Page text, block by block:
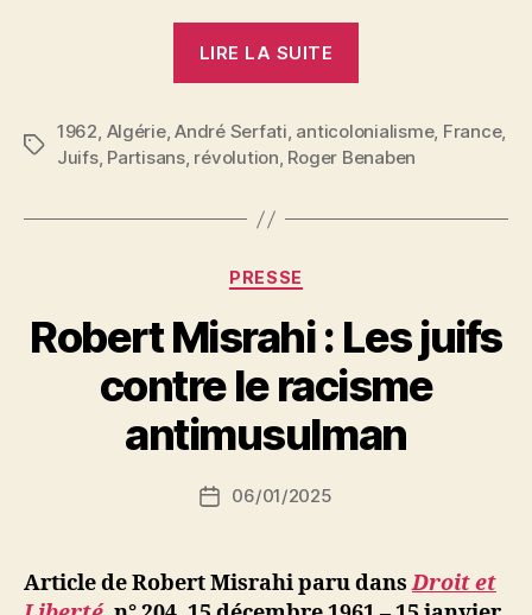
LIRE LA SUITE
Juif
algérien »
Étiquettes
1962, Algérie,André Serfati, anticolonialisme, France,
Juifs, Partisans, révolution, Roger Benaben
Catégories
PRESSE
Robert Misrahi : Les juifs
contre le racisme
antimusulman
Auteur
de
a
r
N
ji
Date06/01/2025
Article de Robert Misrahi paru dansDroit et